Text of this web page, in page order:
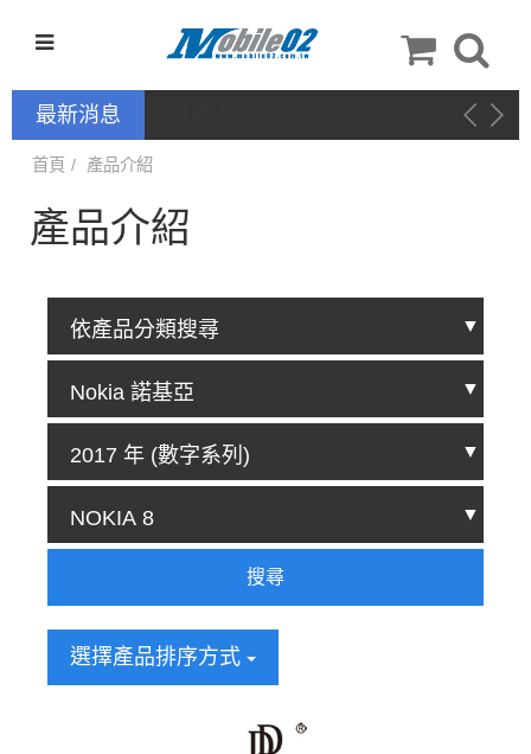
最新消息
首頁 產品介紹
產品介紹
搜尋
選擇產品排序方式